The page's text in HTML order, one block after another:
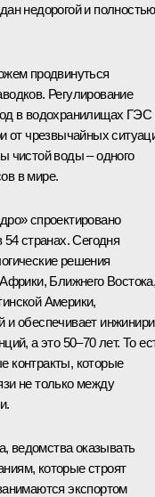
недорогой и полностью
продвинуться
Регулирование
в водохранилищах ГЭС
от чрезвычайных
чистой воды – одного
в мире.
спроектировано
странах. Сегодня
решения
Ближнего
Америки,
и обеспечивает
а это 50–70 лет. То
контракты, которые
не только между
ведомства оказывать
которые строят
экспортом